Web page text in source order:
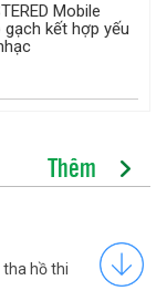
Mobile
kết hợp yếu
Thêm
tha hồ thi